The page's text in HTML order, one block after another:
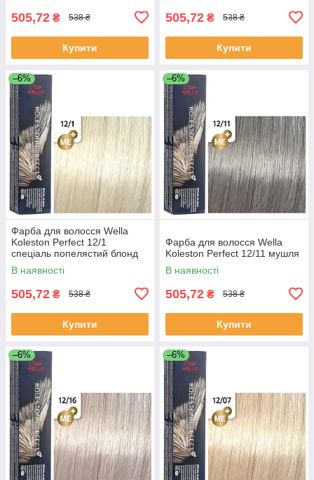
505,72 ₴ 538 ₴
Купити
505,72 ₴ 538 ₴
Купити
–6%
Фарба для волосся Wella
Koleston Perfect 12/1
спеціаль попелястий блонд
В наявності
505,72 ₴ 538 ₴
Купити
–6%
Фарба для волосся Wella
Koleston Perfect 12/11 мушля
В наявності
505,72 ₴ 538 ₴
Купити
–6% –6%